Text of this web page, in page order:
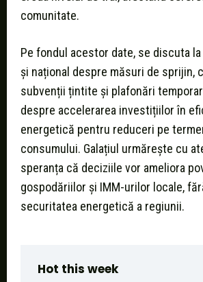
comunitate.
Pe fondul acestor date, se discuta
și național despre măsuri de sprijin,
subvenții țintite și plafonări
despre accelerarea investițiilor în
energetică pentru reduceri pe
consumului. Galațiul urmărește cu
speranța că deciziile vor ameliora
gospodăriilor și IMM-urilor locale,
securitatea energetică a regiunii.
Hot this week